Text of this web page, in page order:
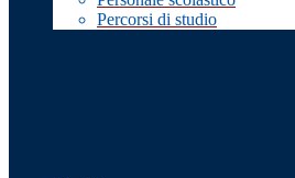
Percorsi di studio